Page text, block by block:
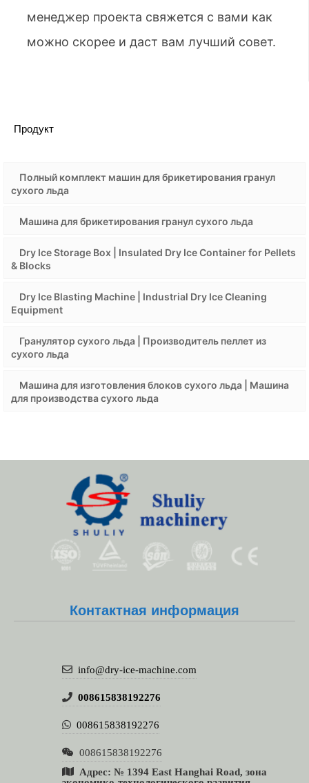
менеджер проекта свяжется с вами как
можно скорее и даст вам лучший совет.
Продукт
Полный комплект машин для брикетирования гранул
сухого льда
Машина для брикетирования гранул сухого льда
Dry Ice Storage Box | Insulated Dry Ice Container for Pellets
& Blocks
Dry Ice Blasting Machine | Industrial Dry Ice Cleaning
Equipment
Гранулятор сухого льда | Производитель пеллет из
сухого льда
Машина для изготовления блоков сухого льда | Машина
для производства сухого льда
Контактная информация
info@dry-ice-machine.com
008615838192276
008615838192276
008615838192276
Адрес: № 1394 East Hanghai Road, зона
Email